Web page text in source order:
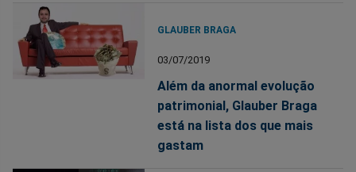
GLAUBER BRAGA
03/07/2019
Além da anormal evolução
patrimonial, Glauber Braga
está na lista dos que mais
gastam